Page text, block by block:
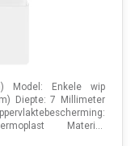
Model: Enkele wip
Diepte: 7 Millimeter
Materi...